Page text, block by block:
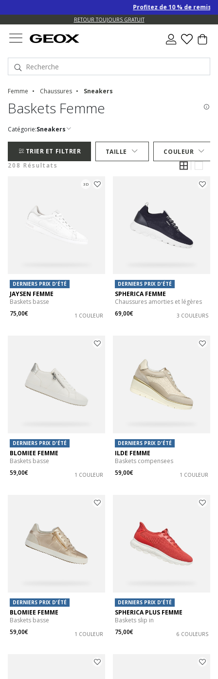
Profitez de 10 % de remise
RETOUR TOUJOURS GRATUIT
Femme Chaussures Sneakers
Baskets Femme
Catégorie:Sneakers
TRIER ET FILTRER TAILLE
COULEUR
208 Résultats
3D
DERNIERS PRIX D'ÉTÉ
JAYSEN FEMME
Baskets basse
75,00€
1 COULEUR
DERNIERS PRIX D'ÉTÉ
SPHERICA FEMME
Chaussures amorties et légères
69,00€
3 COULEURS
DERNIERS PRIX D'ÉTÉ
BLOMIEE FEMME
Baskets basse
59,00€
1 COULEUR
DERNIERS PRIX D'ÉTÉ
ILDE FEMME
Baskets compensees
59,00€
1 COULEUR
DERNIERS PRIX D'ÉTÉ
BLOMIEE FEMME
Baskets basse
59,00€
1 COULEUR
DERNIERS PRIX D'ÉTÉ
SPHERICA PLUS FEMME
Baskets slip in
75,00€
6 COULEURS